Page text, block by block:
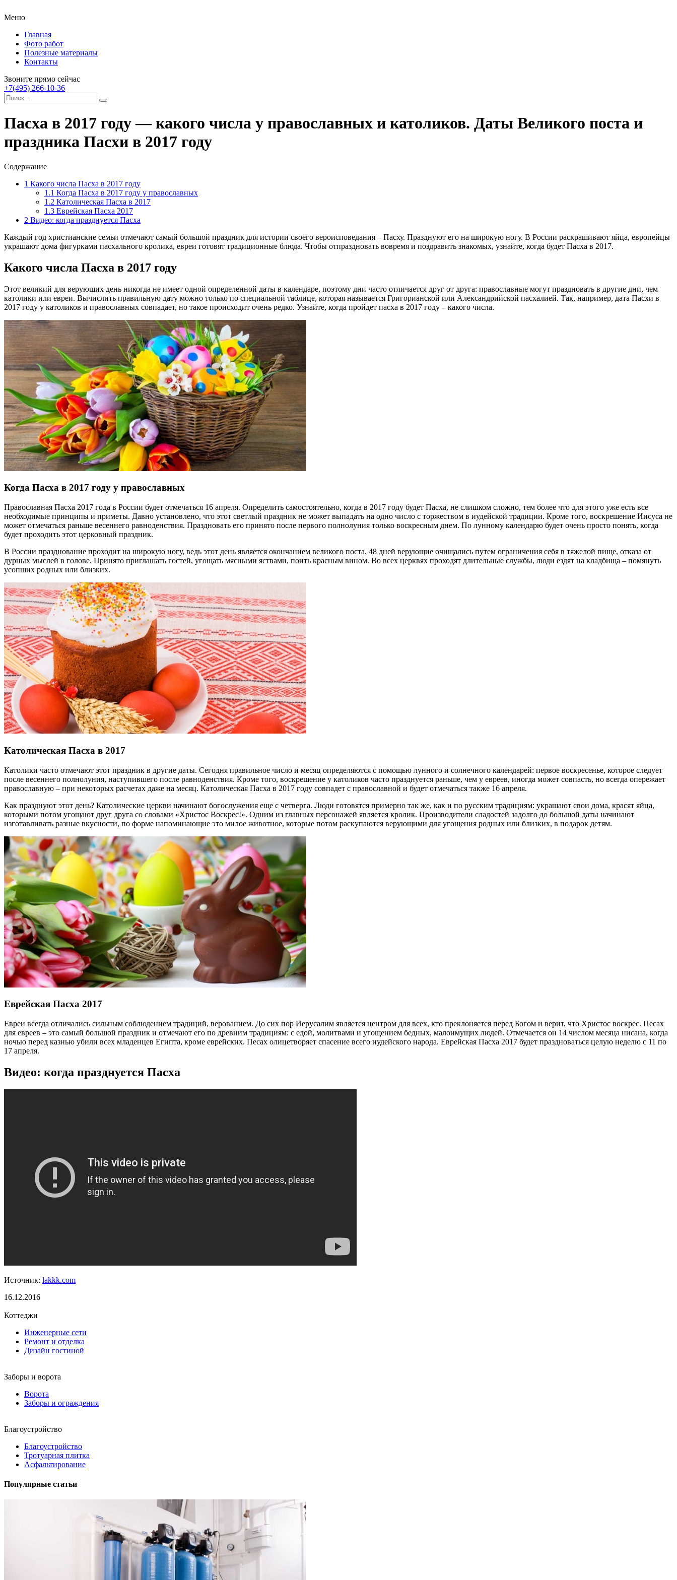
Меню
Главная
Фото работ
Полезные материалы
Контакты
Звоните прямо сейчас
+7(495) 266-10-36
Пасха в 2017 году — какого числа у православных и католиков. Даты Великого поста и
праздника Пасхи в 2017 году
Содержание
1 Какого числа Пасха в 2017 году
1.1 Когда Пасха в 2017 году у православных
1.2 Католическая Пасха в 2017
1.3 Еврейская Пасха 2017
2 Видео: когда празднуется Пасха
Каждый год христианские семьи отмечают самый большой праздник для истории своего вероисповедания – Пасху. Празднуют его на широкую ногу. В России раскрашивают яйца, европейцы
украшают дома фигурками пасхального кролика, евреи готовят традиционные блюда. Чтобы отпраздновать вовремя и поздравить знакомых, узнайте, когда будет Пасха в 2017.
Какого числа Пасха в 2017 году
Этот великий для верующих день никогда не имеет одной определенной даты в календаре, поэтому дни часто отличается друг от друга: православные могут праздновать в другие дни, чем
католики или евреи. Вычислить правильную дату можно только по специальной таблице, которая называется Григорианской или Александрийской пасхалией. Так, например, дата Пасхи в
2017 году у католиков и православных совпадает, но такое происходит очень редко. Узнайте, когда пройдет пасха в 2017 году – какого числа.
Когда Пасха в 2017 году у православных
Православная Пасха 2017 года в России будет отмечаться 16 апреля. Определить самостоятельно, когда в 2017 году будет Пасха, не слишком сложно, тем более что для этого уже есть все
необходимые принципы и приметы. Давно установлено, что этот светлый праздник не может выпадать на одно число с торжеством в иудейской традиции. Кроме того, воскрешение Иисуса не
может отмечаться раньше весеннего равноденствия. Праздновать его принято после первого полнолуния только воскресным днем. По лунному календарю будет очень просто понять, когда
будет проходить этот церковный праздник.
В России празднование проходит на широкую ногу, ведь этот день является окончанием великого поста. 48 дней верующие очищались путем ограничения себя в тяжелой пище, отказа от
дурных мыслей в голове. Принято приглашать гостей, угощать мясными яствами, поить красным вином. Во всех церквях проходят длительные службы, люди ездят на кладбища – помянуть
усопших родных или близких.
Католическая Пасха в 2017
Католики часто отмечают этот праздник в другие даты. Сегодня правильное число и месяц определяются с помощью лунного и солнечного календарей: первое воскресенье, которое следует
после весеннего полнолуния, наступившего после равноденствия. Кроме того, воскрешение у католиков часто празднуется раньше, чем у евреев, иногда может совпасть, но всегда опережает
православную – при некоторых расчетах даже на месяц. Католическая Пасха в 2017 году совпадет с православной и будет отмечаться также 16 апреля.
Как празднуют этот день? Католические церкви начинают богослужения еще с четверга. Люди готовятся примерно так же, как и по русским традициям: украшают свои дома, красят яйца,
которыми потом угощают друг друга со словами «Христос Воскрес!». Одним из главных персонажей является кролик. Производители сладостей задолго до большой даты начинают
изготавливать разные вкусности, по форме напоминающие это милое животное, которые потом раскупаются верующими для угощения родных или близких, в подарок детям.
Еврейская Пасха 2017
Евреи всегда отличались сильным соблюдением традиций, верованием. До сих пор Иерусалим является центром для всех, кто преклоняется перед Богом и верит, что Христос воскрес. Песах
для евреев – это самый большой праздник и отмечают его по древним традициям: с едой, молитвами и угощением бедных, малоимущих людей. Отмечается он 14 числом месяца нисана, когда
ночью перед казнью убили всех младенцев Египта, кроме еврейских. Песах олицетворяет спасение всего иудейского народа. Еврейская Пасха 2017 будет праздноваться целую неделю с 11 по
17 апреля.
Видео: когда празднуется Пасха
Источник: lakkk.com
16.12.2016
Коттеджи
Инженерные сети
Ремонт и отделка
Дизайн гостиной
Заборы и ворота
Ворота
Заборы и ограждения
Благоустройство
Благоустройство
Тротуарная плитка
Асфальтирование
Популярные статьи